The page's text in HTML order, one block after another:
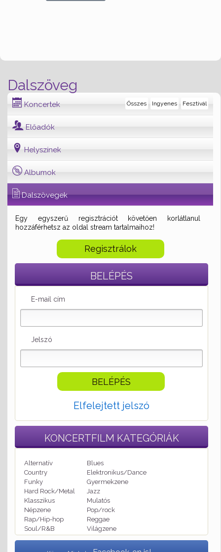
Dalszöveg
Koncertek Fesztivál
Ingyenes
Összes
Előadók
Helyszínek
Albumok
Dalszövegek
Egy egyszerű regisztrációt követően korlátlanul
hozzáférhetsz az oldal stream tartalmaihoz!
Regisztrálok
BELÉPÉS
E-mail cím
Jelszó
Elfelejtett jelszó
KONCERTFILM KATEGÓRIÁK
Alternatív
Blues
Country
Elektronikus/Dance
Funky
Gyermekzene
Hard Rock/Metal
Jazz
Klasszikus
Mulatós
Népzene
Pop/rock
Rap/Hip-hop
Reggae
Soul/R&B
Világzene